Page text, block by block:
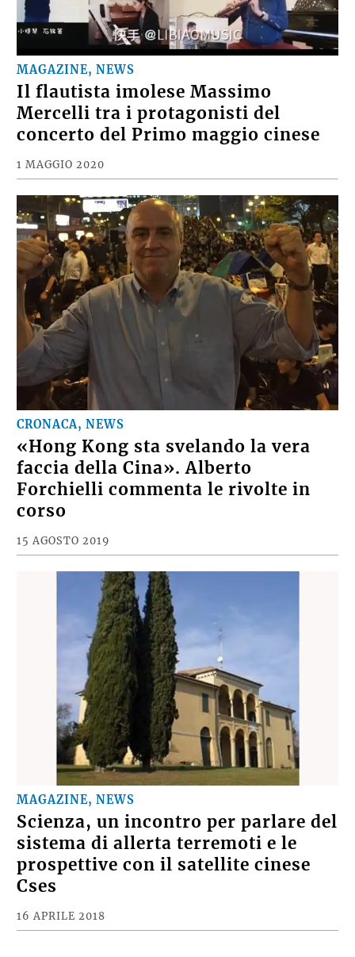
MAGAZINE, NEWS
Il flautista imolese Massimo
Mercelli tra i protagonisti del
concerto del Primo maggio cinese
1 MAGGIO 2020
CRONACA, NEWS
«Hong Kong sta svelando la vera
faccia della Cina». Alberto
Forchielli commenta le rivolte in
15 AGOSTO 2019
MAGAZINE, NEWS
Scienza, un incontro per parlare del
sistema di allerta terremoti e le
prospettive con il satellite cinese
16 APRILE 2018